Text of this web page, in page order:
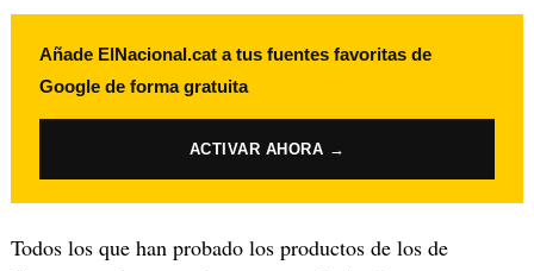
Añade ElNacional.cat a tus fuentes favoritas de
Google de forma gratuita
ACTIVAR AHORA →
Todos los que han probado los productos de los de